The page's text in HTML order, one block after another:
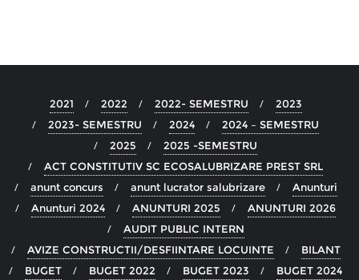
2021 2022 2022- SEMESTRU
2023
2023- SEMESTRU
2024
2024 – SEMESTRU
2025
2025 -SEMESTRU
ACT CONSTITUTIV SC ECOSALUBRIZARE PREST SRL
anunt concurs
anunt lucrator salubrizare
Anunturi
Anunturi 2024
ANUNTURI 2025
ANUNTURI 2026
AUDIT PUBLIC INTERN
AVIZE CONSTRUCTII/DESFIINTARE LOCUINTE
BILANT
BUGET
BUGET 2022 BUGET 2023
BUGET 2024